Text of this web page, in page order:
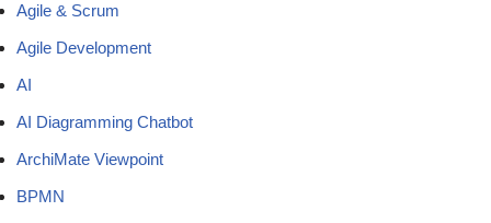
Agile & Scrum
Agile Development
AI
AI Diagramming Chatbot
ArchiMate Viewpoint
BPMN